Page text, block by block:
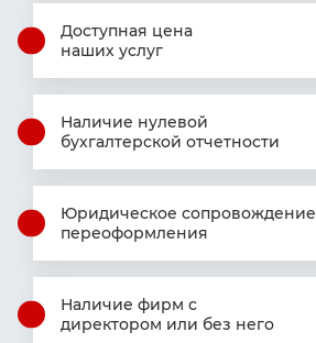
Доступная цена
наших услуг
Наличие нулевой
бухгалтерской отчетности
Юридическое сопровождение
переоформления
Наличие фирм с
директором или без него